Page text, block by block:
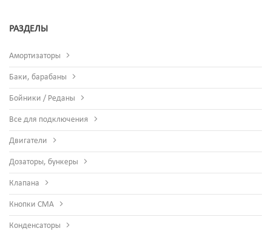
РАЗДЕЛЫ
Амортизаторы
Баки, барабаны
Бойники / Реданы
Все для подключения
Двигатели
Дозаторы, бункеры
Клапана
Кнопки СМА
Конденсаторы